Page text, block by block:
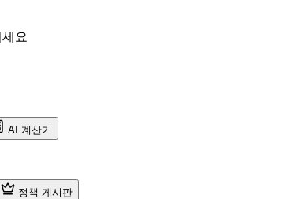
요
AI 계산기
정책 게시판